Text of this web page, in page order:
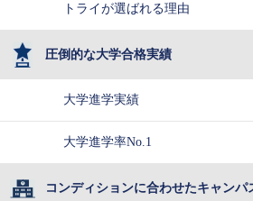
トライが選ばれる理由
圧倒的な大学合格実績
大学進学実績
大学進学率No.1
コンディションに合わせたキャンパ